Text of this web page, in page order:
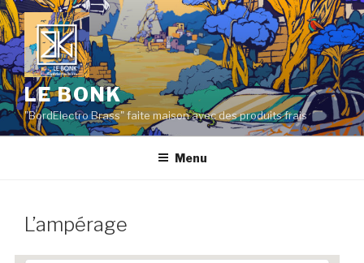
Aller
au
contenu
principal
LE BONK
"BordElectro Brass" faite maison avec des produits frais
Menu
L’ampérage